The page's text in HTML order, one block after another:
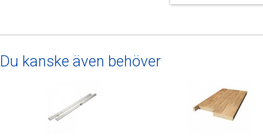
Du kanske även behöver